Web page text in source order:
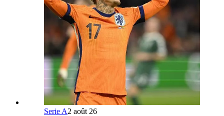
Serie A2 août 26